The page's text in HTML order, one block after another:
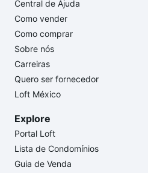
Central de Ajuda
Como vender
Como comprar
Sobre nós
Carreiras
Quero ser fornecedor
Loft México
Explore
Portal Loft
Lista de Condomínios
Guia de Venda